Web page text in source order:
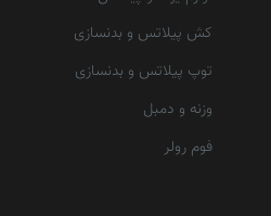
کش پیلاتس و بدنسازی
توپ پیلاتس و بدنسازی
وزنه و دمبل
فوم رولر